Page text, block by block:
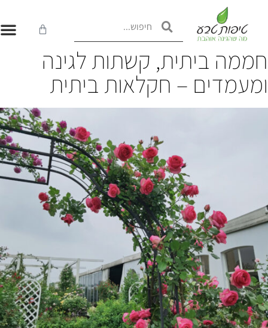
ביתית, קשתות לגינה
– חקלאות ביתית